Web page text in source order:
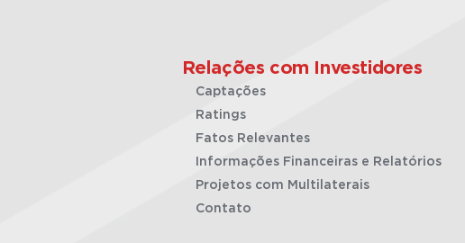
Relações com Investidores
Captações
Ratings
Fatos Relevantes
Informações Financeiras e Relatórios
Projetos com Multilaterais
Contato